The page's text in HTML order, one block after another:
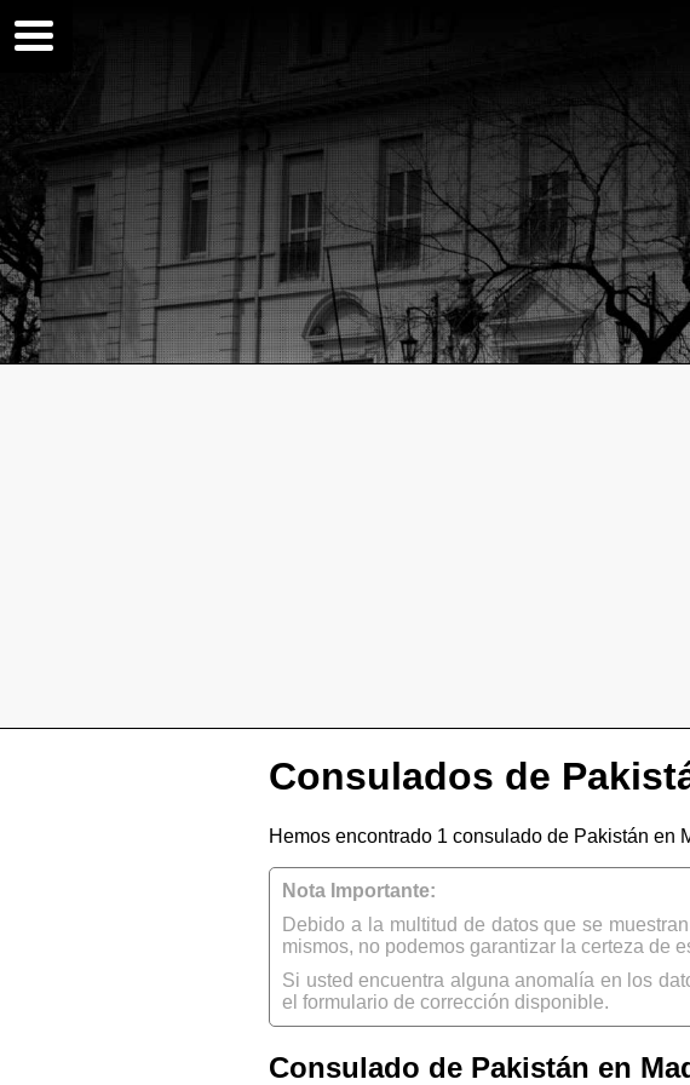
Consulados de
Hemos encontrado 1 consulado de Pakistán en
Nota Importante:
Debido a la multitud de datos que se
mismos, no podemos garantizar la certeza de
Si usted encuentra alguna anomalía en los
el formulario de corrección disponible.
Consulado de Pakistán en